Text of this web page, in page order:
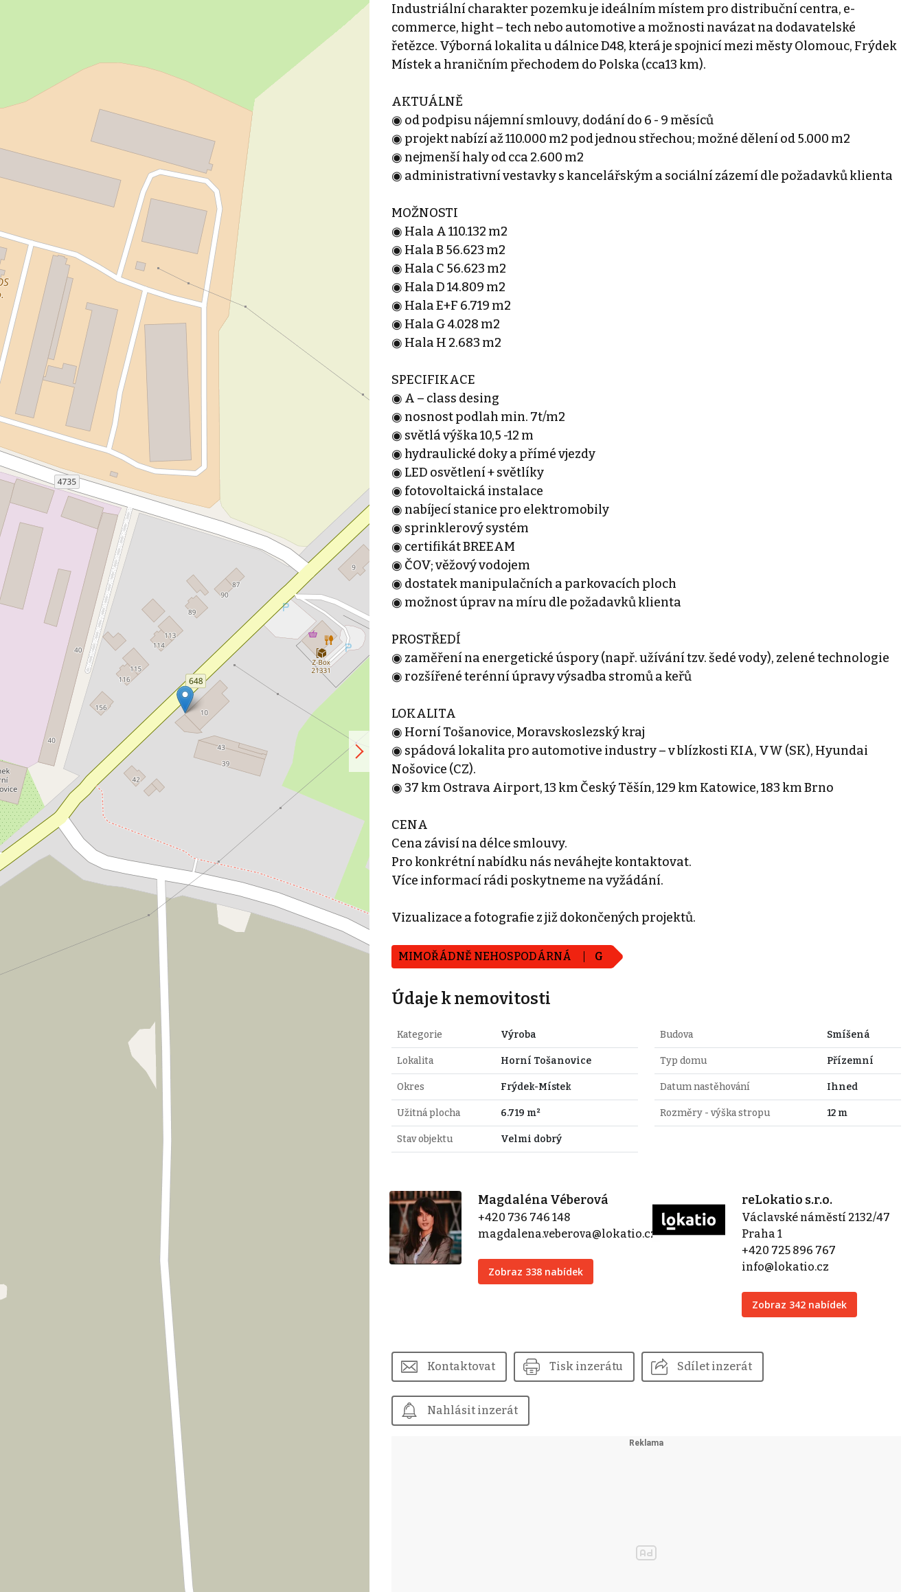
Industriální charakter pozemku je ideálním místem pro distribuční centra, e-
commerce, hight – tech nebo automotive a možnosti navázat na dodavatelské
řetězce. Výborná lokalita u dálnice D48, která je spojnicí mezi městy Olomouc, Frýdek
Místek a hraničním přechodem do Polska (cca13 km).
AKTUÁLNĚ
◉ od podpisu nájemní smlouvy, dodání do 6 - 9 měsíců
◉ projekt nabízí až 110.000 m2 pod jednou střechou; možné dělení od 5.000 m2
◉ nejmenší haly od cca 2.600 m2
◉ administrativní vestavky s kancelářským a sociální zázemí dle požadavků klienta
MOŽNOSTI
◉ Hala A 110.132 m2
◉ Hala B 56.623 m2
◉ Hala C 56.623 m2
◉ Hala D 14.809 m2
◉ Hala E+F 6.719 m2
◉ Hala G 4.028 m2
◉ Hala H 2.683 m2
SPECIFIKACE
◉ A – class desing
◉ nosnost podlah min. 7t/m2
◉ světlá výška 10,5 -12 m
◉ hydraulické doky a přímé vjezdy
◉ LED osvětlení + světlíky
◉ fotovoltaická instalace
◉ nabíjecí stanice pro elektromobily
◉ sprinklerový systém
◉ certifikát BREEAM
◉ ČOV; věžový vodojem
◉ dostatek manipulačních a parkovacích ploch
◉ možnost úprav na míru dle požadavků klienta
PROSTŘEDÍ
◉ zaměření na energetické úspory (např. užívání tzv. šedé vody), zelené technologie
◉ rozšířené terénní úpravy výsadba stromů a keřů
LOKALITA
◉ Horní Tošanovice, Moravskoslezský kraj
◉ spádová lokalita pro automotive industry – v blízkosti KIA, VW (SK), Hyundai
Nošovice (CZ).
◉ 37 km Ostrava Airport, 13 km Český Těšín, 129 km Katowice, 183 km Brno
CENA
Cena závisí na délce smlouvy.
Pro konkrétní nabídku nás neváhejte kontaktovat.
Více informací rádi poskytneme na vyžádání.
Vizualizace a fotografie z již dokončených projektů.
MIMOŘÁDNĚ NEHOSPODÁRNÁ G
Údaje k nemovitosti
Kategorie Výroba
Lokalita Horní Tošanovice
Okres Frýdek-Místek
Užitná plocha 6.719 m²
Stav objektu Velmi dobrý
Budova Smíšená
Typ domu Přízemní
Datum nastěhování Ihned
Rozměry - výška stropu 12 m
Magdaléna Véberová
+420 736 746 148
magdalena.veberova@lokatio.cz
Zobraz 338 nabídek
reLokatio s.r.o.
Václavské náměstí 2132/47
Praha 1
+420 725 896 767
info@lokatio.cz
Zobraz 342 nabídek
Kontaktovat Tisk inzerátu Sdílet inzerát
Nahlásit inzerát